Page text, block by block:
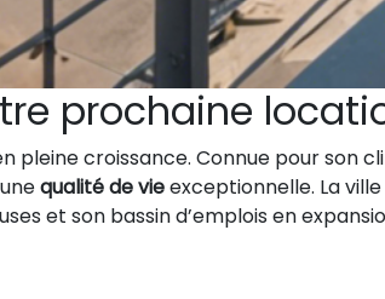
prochaine
pleine croissance. Connue pour son
qualité de vieexceptionnelle. La
et son bassin d’emplois en